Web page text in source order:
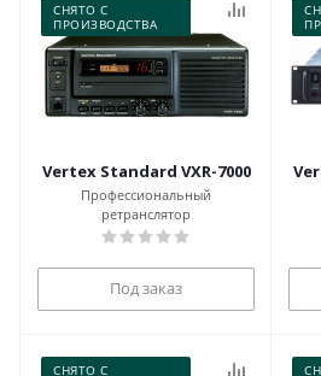
СНЯТО С
ПРОИЗВОДСТВА
Vertex Standard VXR-7000
Профессиональный
ретранслятор
Под заказ
СНЯТО С